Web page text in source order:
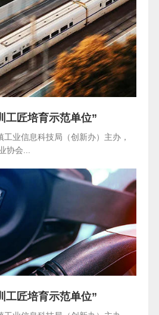
工匠培育示范单位”
业信息科技局（创新办）主办，
协会...
工匠培育示范单位”